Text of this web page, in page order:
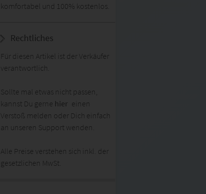
komfortabel und 100% kostenlos.
Rechtliches
Für diesen Artikel ist der Verkäufer
verantwortlich.
Sollte mal etwas nicht passen,
kannst Du gerne hier einen
Verstoß melden oder Dich einfach
an unseren Support wenden.
Alle Preise verstehen sich inkl. der
gesetzlichen MwSt.